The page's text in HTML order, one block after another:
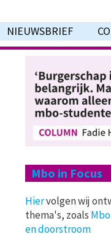
NIEUWSBRIEF
Mbo in Focus
Hiervolgen wij
thema's, zoals
en doorstroom